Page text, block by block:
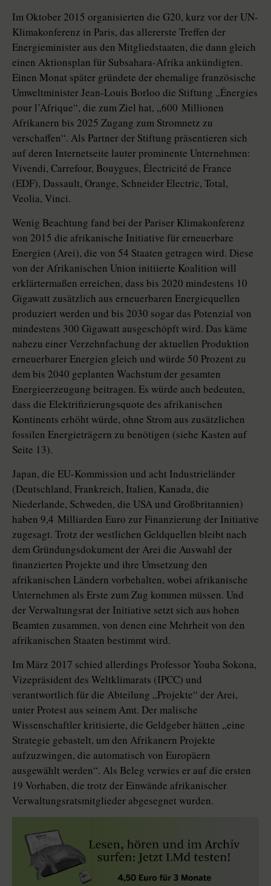
Im Oktober 2015 organisierten die G20, kurz vor der UN-
Klimakonferenz in Paris, das allererste Treffen der
Energieminister aus den Mitgliedstaaten, die dann gleich
einen Aktionsplan für Subsahara-Afrika ankündigten.
Einen Monat später gründete der ehemalige französische
Umweltminister Jean-­Louis Borloo die Stiftung „Énergies
pour l’Afrique“, die zum Ziel hat, „600 Mil­lio­nen
Afrikanern bis 2025 Zugang zum Stromnetz zu
verschaffen“. Als Partner der Stiftung präsentieren sich
auf deren Internetseite lauter prominente Unternehmen:
Vivendi, Carre­four, Bouygues, Électricité de France
(EDF), Dassault, Orange, Schneider Electric, Total,
Veolia, Vinci.
Wenig Beachtung fand bei der Pariser Klimakonferenz
von 2015 die afrikanische Initiative für erneuerbare
Energien (Arei), die von 54 Staaten getragen wird. Diese
von der Afrikanischen Union initiierte Koalition will
erklärtermaßen erreichen, dass bis 2020 mindestens 10
Gigawatt zusätzlich aus erneuerbaren Energiequellen
produziert werden und bis 2030 sogar das Potenzial von
mindestens 300 Gigawatt ausgeschöpft wird. Das käme
nahezu einer Verzehnfachung der ak­tuel­len Produktion
erneuerbarer Energien gleich und würde 50 Prozent zu
dem bis 2040 geplanten Wachstum der gesamten
Energieerzeugung beitragen. Es würde auch bedeuten,
dass die Elektrifizierungsquote des afrikanischen
Kontinents erhöht würde, ohne Strom aus zusätzlichen
fossilen Energieträgern zu benötigen (siehe Kasten auf
Seite 13).
Japan, die EU-Kommission und acht Industrieländer
(Deutschland, Frankreich, Italien, Kanada, die
Niederlande, Schweden, die USA und Großbritannien)
haben 9,4 Milliarden Euro zur Finanzierung der Initiative
zugesagt. Trotz der westlichen Geldquellen bleibt nach
dem Gründungsdokument der Arei die Auswahl der
finanzierten Projekte und ihre Umsetzung den
afrikanischen Ländern vorbehalten, wobei afrikanische
Unternehmen als Erste zum Zug kommen müssen. Und
der Verwaltungsrat der Initiative setzt sich aus hohen
Beamten zusammen, von denen eine Mehrheit von den
afrikanischen Staaten bestimmt wird.
Im März 2017 schied allerdings Professor Youba Sokona,
Vizepräsident des Weltklimarats (IPCC) und
verantwortlich für die Abteilung „Projekte“ der Arei,
unter Protest aus seinem Amt. Der malische
Wissenschaftler kritisierte, die Geldgeber hätten „eine
Strategie gebastelt, um den Afrikanern Projekte
aufzuzwingen, die automatisch von Europäern
ausgewählt werden“. Als Beleg verwies er auf die ersten
19 Vorhaben, die trotz der Einwände afrikanischer
Verwaltungsratsmitglieder abgesegnet wurden.